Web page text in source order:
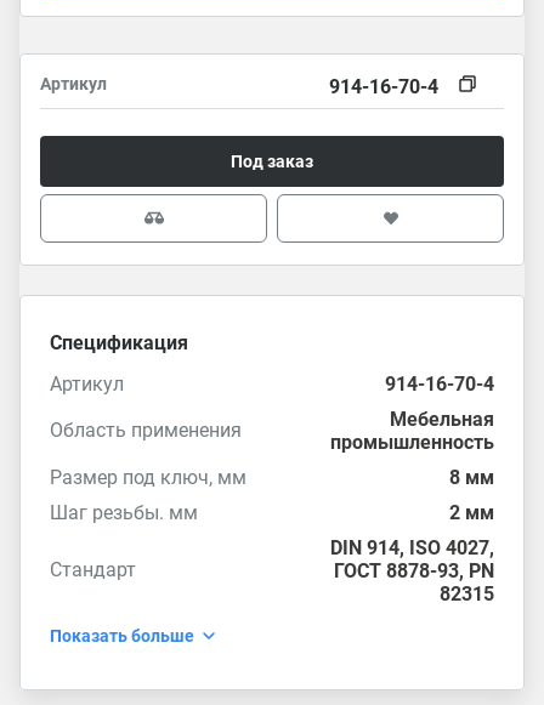
Артикул 914-16-70-4
Под заказ
Спецификация
Артикул
914-16-70-4
Область применения
Мебельная
промышленность
Размер под ключ, мм
8 мм
Шаг резьбы. мм
2 мм
Стандарт
DIN 914, ISO 4027,
ГОСТ 8878-93, PN
82315
Показать больше